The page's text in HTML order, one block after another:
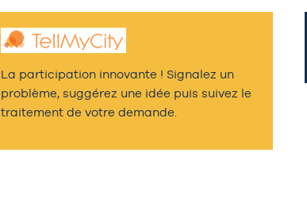
La participation innovante ! Signalez un
problème, suggérez une idée puis suivez le
traitement de votre demande.